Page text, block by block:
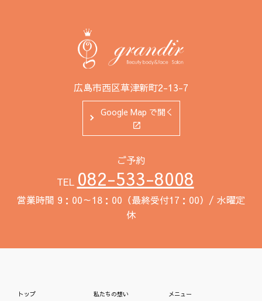
広島市西区草津新町2-13-7
Google Map で開く
ご予約
TEL 082-533-8008
営業時間 9：00～18：00（最終受付17：00）/ 水曜定
休
トップ 私たちの想い メニュー